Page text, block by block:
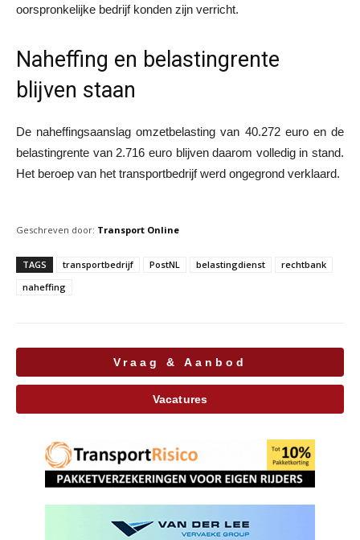
oorspronkelijke bedrijf konden zijn verricht.
Naheffing en belastingrente
blijven staan
De naheffingsaanslag omzetbelasting van 40.272 euro en de
belastingrente van 2.716 euro blijven daarom volledig in stand.
Het beroep van het transportbedrijf werd ongegrond verklaard.
Geschreven door: Transport Online
TAGS transportbedrijf PostNL belastingdienst
rechtbank
naheffing
Vraag & Aanbod
Vacatures